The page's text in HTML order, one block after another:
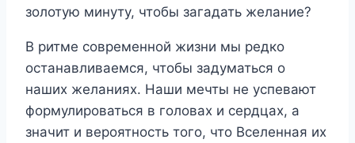
золотую минуту, чтобы загадать желание?
В ритме современной жизни мы редко
останавливаемся, чтобы задуматься о
наших желаниях. Наши мечты не успевают
формулироваться в головах и сердцах, а
значит и вероятность того, что Вселенная их